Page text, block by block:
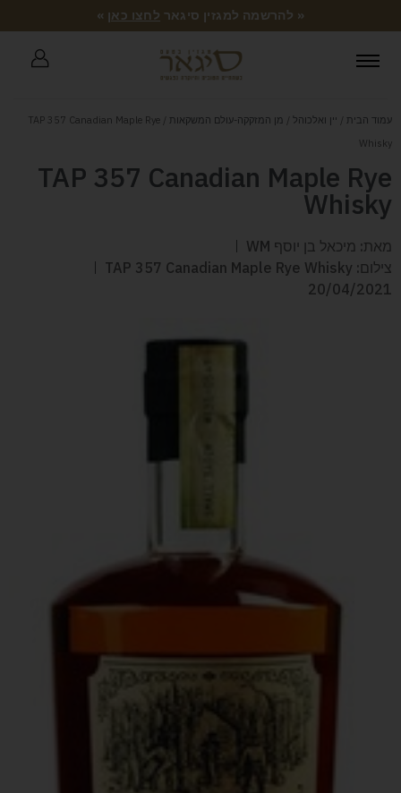
« להרשמה למגזין סיגאר לחצו כאן »
עמוד הבית / יין ואלכוהל / מן המזקקה-עולם המשקאות
/ TAP 357 Canadian Maple Rye
Whisky
TAP 357 Canadian Maple Rye
Whisky
מאת: מיכאל בן יוסף WM
צילום: TAP 357 Canadian Maple Rye Whisky
20/04/2021